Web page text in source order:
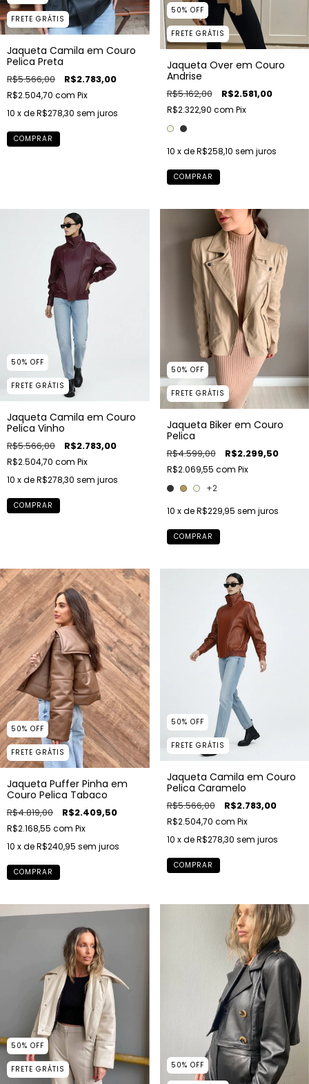
FRETE GRÁTIS
Jaqueta Camila em Couro
Pelica Preta
R$5.566,00 R$2.783,00
R$2.504,70 com Pix
10 x deR$278,30 sem juros
COMPRAR
50% OFF
FRETE GRÁTIS
Jaqueta Over em Couro
Andrise
R$5.162,00 R$2.581,00
R$2.322,90 com Pix
10 x deR$258,10 sem juros
COMPRAR
50% OFF
FRETE GRÁTIS
Jaqueta Camila em Couro
Pelica Vinho
R$5.566,00 R$2.783,00
R$2.504,70 com Pix
10 x deR$278,30 sem juros
COMPRAR
50% OFF
FRETE GRÁTIS
Jaqueta Biker em Couro
Pelica
R$4.599,00 R$2.299,50
R$2.069,55 com Pix
+2
10 x deR$229,95 sem juros
COMPRAR
50% OFF
FRETE GRÁTIS
Jaqueta Puffer Pinha em
Couro Pelica Tabaco
R$4.819,00 R$2.409,50
R$2.168,55 com Pix
10 x deR$240,95 sem juros
COMPRAR
50% OFF
FRETE GRÁTIS
Jaqueta Camila em Couro
Pelica Caramelo
R$5.566,00 R$2.783,00
R$2.504,70 com Pix
10 x deR$278,30 sem juros
COMPRAR
50% OFF
FRETE GRÁTIS 50% OFF